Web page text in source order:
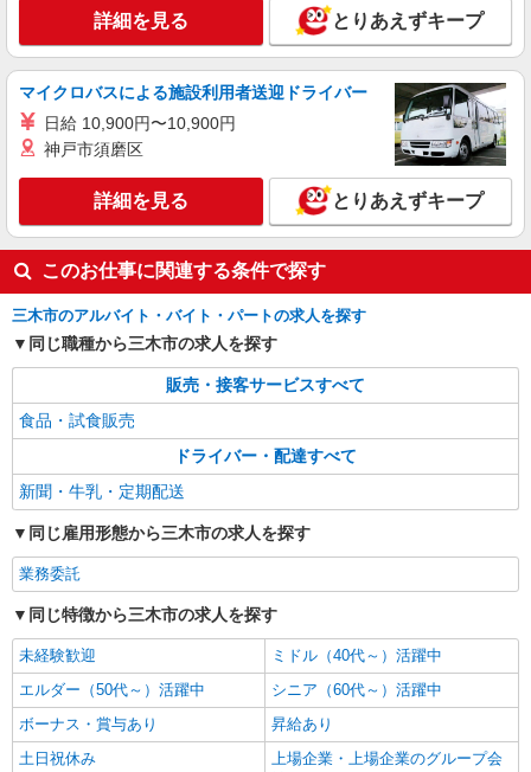
詳細を見る とりあえずキープ
マイクロバスによる施設利用者送迎ドライバー
日給 10,900円〜10,900円
神戸市須磨区
詳細を見る とりあえずキープ
このお仕事に関連する条件で探す
三木市のアルバイト・バイト・パートの求人を探す
同じ職種から三木市の求人を探す
販売・接客サービスすべて
食品・試食販売
ドライバー・配達すべて
新聞・牛乳・定期配送
同じ雇用形態から三木市の求人を探す
業務委託
同じ特徴から三木市の求人を探す
未経験歓迎
ミドル（40代～）活躍中
エルダー（50代～）活躍中
シニア（60代～）活躍中
ボーナス・賞与あり
昇給あり
土日祝休み
上場企業・上場企業のグループ会